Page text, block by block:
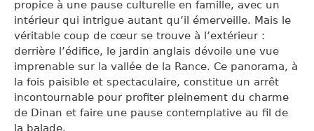
propice à une pause culturelle en famille, avec un
intérieur qui intrigue autant qu’il émerveille. Mais le
véritable coup de cœur se trouve à l’extérieur :
derrière l’édifice, le jardin anglais dévoile une vue
imprenable sur la vallée de la Rance. Ce panorama, à
la fois paisible et spectaculaire, constitue un arrêt
incontournable pour profiter pleinement du charme
de Dinan et faire une pause contemplative au fil de